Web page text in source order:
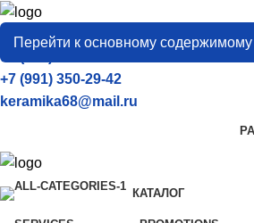
Перейти к основному содержимому
город
Тамбов
+7 (906) 657-33-54
+7 (991) 350-29-42
keramika68@mail.ru
КАТАЛОГ